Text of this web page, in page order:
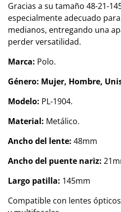
Gracias a su tamaño 48-21-
especialmente adecuado
medianos, entregando una
perder versatilidad.
Marca: Polo.
Género: Mujer, Hombre,
Modelo: PL-1904.
Material: Metálico.
Ancho del lente: 48mm
Ancho del puente nariz:
Largo patilla: 145mm
Compatible con lentes